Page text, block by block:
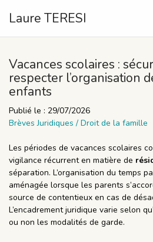
Laure TERESI
Vacances scolaires :
respecter l’organisation
enfants
Publié le : 29/07/2026
Brèves Juridiques / Droit de la famille
Les périodes de vacances scolaires
vigilance récurrent en matière de
séparation. L’organisation du temps
aménagée lorsque les parents
source de contentieux en cas de
L’encadrement juridique varie selon
ou non les modalités de garde.